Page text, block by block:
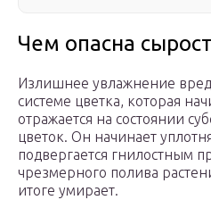
Чем опасна
Излишнее увлажнение
системе цветка, которая
отражается на состоянии
цветок. Он начинает
подвергается гнилостным
чрезмерного полива
итоге умирает.